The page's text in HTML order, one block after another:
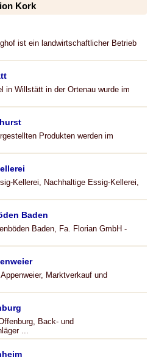
Kork
ist ein landwirtschaftlicher Betrieb
in Willstätt in der Ortenau wurde im
Produkten werden im
Kellerei, Nachhaltige Essig-Kellerei,
Baden
Baden, Fa. Florian GmbH -
Marktverkauf und
Back- und
...